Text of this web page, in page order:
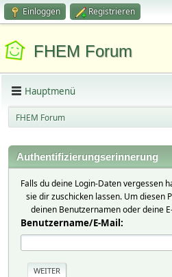
Einloggen Registrieren
FHEM Forum
Hauptmenü
FHEM Forum
Authentifizierungserinnerung
Falls du deine Login-Daten vergessen
sie dir zuschicken lassen. Um diesen
deinen Benutzernamen oder deine
Benutzername/E-Mail: